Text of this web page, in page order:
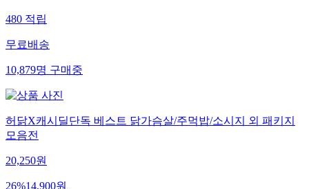
480 적립
무료배송
10,879명 구매중
허닭X캐시딜단독 베스트 닭가슴살/주먹밥/소시지 외 패키지
모음전
20,250원
26%14,900원